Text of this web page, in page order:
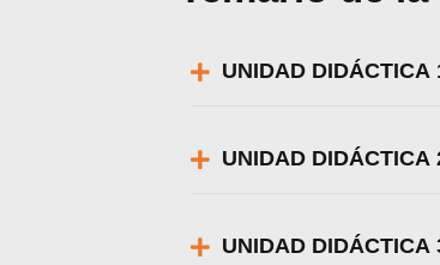
UNIDAD DIDÁCTICA
UNIDAD DIDÁCTICA
UNIDAD DIDÁCTICA